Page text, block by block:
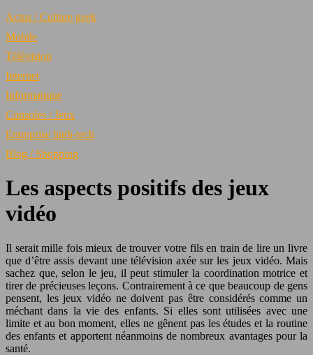
Actus / Culture geek
Mobile
Télévision
Internet
Informatique
Consoles / Jeux
Entreprise high-tech
Blog / Shopping
Les aspects positifs des jeux
vidéo
Il serait mille fois mieux de trouver votre fils en train de lire un livre
que d’être assis devant une télévision axée sur les jeux vidéo. Mais
sachez que, selon le jeu, il peut stimuler la coordination motrice et
tirer de précieuses leçons. Contrairement à ce que beaucoup de gens
pensent, les jeux vidéo ne doivent pas être considérés comme un
méchant dans la vie des enfants. Si elles sont utilisées avec une
limite et au bon moment, elles ne gênent pas les études et la routine
des enfants et apportent néanmoins de nombreux avantages pour la
santé.